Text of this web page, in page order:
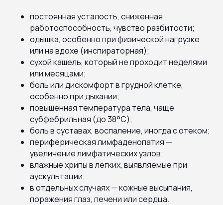
постоянная усталость, сниженная
работоспособность, чувство разбитости;
одышка, особенно при физической нагрузке
или на вдохе (инспираторная);
сухой кашель, который не проходит неделями
или месяцами;
боль или дискомфорт в грудной клетке,
особенно при дыхании;
повышенная температура тела, чаще
субфебрильная (до 38°C);
боль в суставах, воспаление, иногда с отеком;
периферическая лимфаденопатия —
увеличение лимфатических узлов;
влажные хрипы в легких, выявляемые при
аускультации;
в отдельных случаях — кожные высыпания,
поражения глаз, печени или сердца.